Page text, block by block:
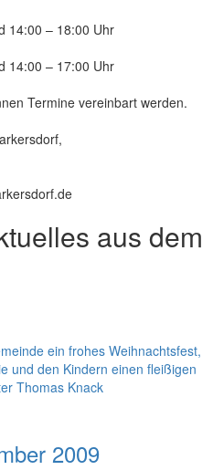
14:00 – 18:00 Uhr
14:00 – 17:00 Uhr
Termine vereinbart werden.
aus dem
ein frohes Weihnachtsfest,
und den Kindern einen fleißigen
Thomas Knack
2009